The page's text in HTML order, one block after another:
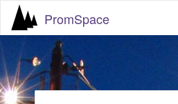
PromSpace